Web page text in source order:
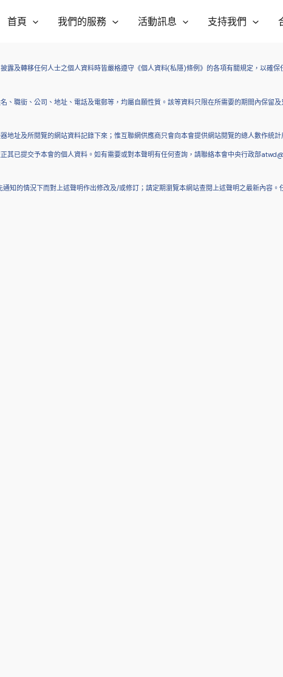
首頁 我們的服務 活動訊息 支持我們
露及轉移任何人士之個人資料時皆嚴格遵守《個人資料(私隱)條例》的各項有關規定，以確
、職銜、公司、地址、電話及電郵等，均屬自願性質。該等資料只限在所需要的期間內保留
地址及所閱覽的網站資料記錄下來；惟互聯網供應商只會向本會提供網站閱覽的總人數作統計
其已提交予本會的個人資料。如有需要或對本聲明有任何查詢，請聯絡本會中央行政部
知的情況下而對上述聲明作出修改及/或修訂；請定期瀏覽本網站查閱上述聲明之最新內容